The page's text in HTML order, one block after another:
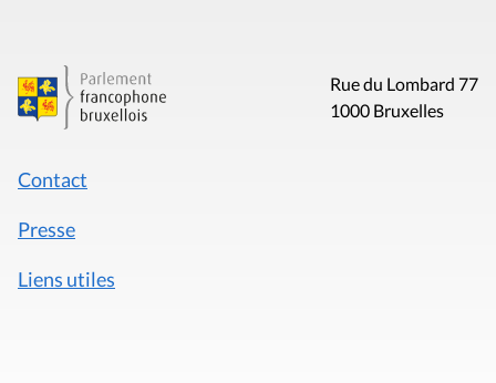
Rue du Lombard 77
1000 Bruxelles
Contact
Presse
Liens utiles